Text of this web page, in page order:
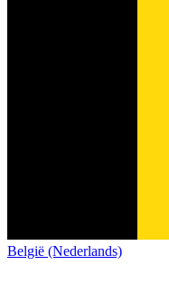
België (Nederlands)